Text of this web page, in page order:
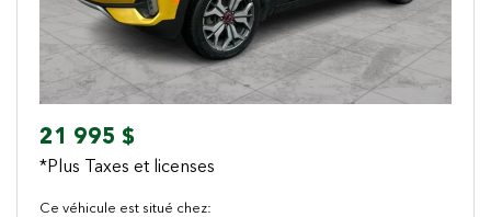
21 995 $
*Plus Taxes et licenses
Ce véhicule est situé chez: